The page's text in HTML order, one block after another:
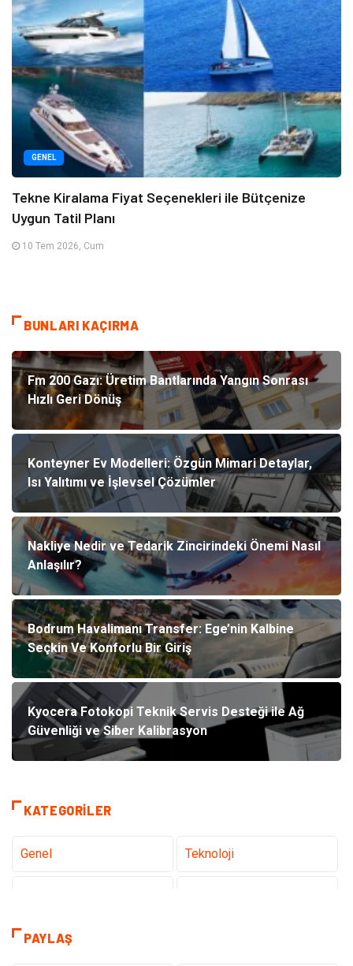
GENEL
Tekne Kiralama Fiyat Seçenekleri ile Bütçenize
Uygun Tatil Planı
10 Tem 2026, Cum
BUNLARI KAÇIRMA
Fm 200 Gazı: Üretim Bantlarında Yangın Sonrası
Hızlı Geri Dönüş
Konteyner Ev Modelleri: Özgün Mimari Detaylar,
Isı Yalıtımı ve İşlevsel Çözümler
Nakliye Nedir ve Tedarik Zincirindeki Önemi Nasıl
Anlaşılır?
Bodrum Havalimanı Transfer: Ege’nin Kalbine
Seçkin Ve Konforlu Bir Giriş
Kyocera Fotokopi Teknik Servis Desteği ile Ağ
Güvenliği ve Siber Kalibrasyon
KATEGORILER
Genel Teknoloji
Eğitim
PAYLAŞ